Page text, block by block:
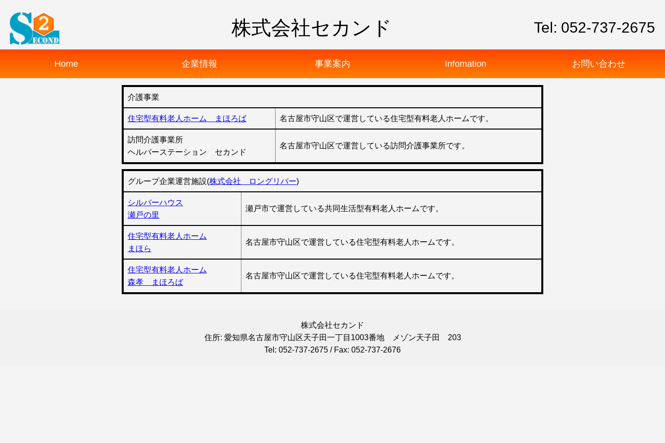
株式会社セカンド Tel: 052-737-2675
Home 企業情報 事業案内 Infomation お問い合わせ
介護事業
住宅型有料老人ホーム まほろば 名古屋市守山区で運営している住宅型有料老人ホームです。
訪問介護事業所
ヘルパーステーション セカンド
名古屋市守山区で運営している訪問介護事業所です。
グループ企業運営施設(株式会社 ロングリバー)
シルバーハウス
瀬戸の里
瀬戸市で運営している共同生活型有料老人ホームです。
住宅型有料老人ホーム
まほら
名古屋市守山区で運営している住宅型有料老人ホームです。
住宅型有料老人ホーム
森孝 まほろば
名古屋市守山区で運営している住宅型有料老人ホームです。
株式会社セカンド
住所: 愛知県名古屋市守山区天子田一丁目1003番地 メゾン天子田 203
Tel: 052-737-2675 / Fax: 052-737-2676